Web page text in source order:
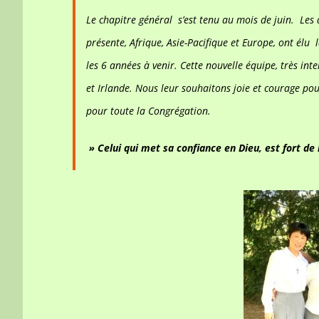
Le chapitre général s’est tenu au mois de juin. Les
présente, Afrique, Asie-Pacifique et Europe, ont
les 6 années à venir. Cette nouvelle équipe, très
et Irlande. Nous leur souhaitons joie et courage
pour toute la Congrégation.
» Celui qui met sa confiance en Dieu, est fort